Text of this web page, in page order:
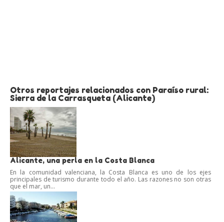
Otros reportajes relacionados con Paraíso rural:
Sierra de la Carrasqueta (Alicante)
Alicante, una perla en la Costa Blanca
En la comunidad valenciana, la Costa Blanca es uno de los ejes
principales de turismo durante todo el año. Las razones no son otras
que el mar, un...